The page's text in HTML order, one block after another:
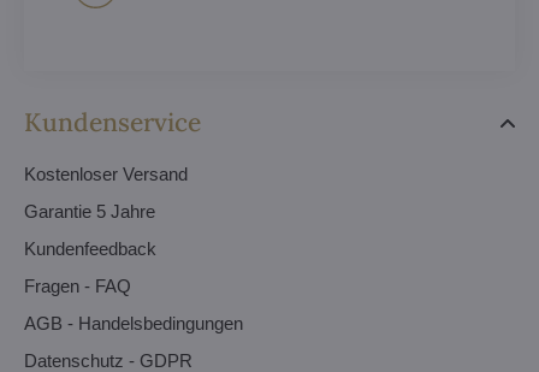
Kundenservice
Kostenloser Versand
Garantie 5 Jahre
Kundenfeedback
Fragen - FAQ
AGB - Handelsbedingungen
Datenschutz - GDPR